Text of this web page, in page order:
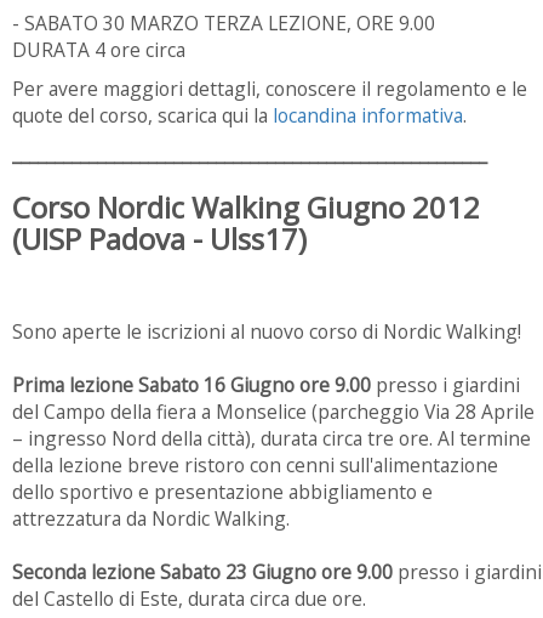
- SABATO 30 MARZO TERZA LEZIONE, ORE 9.00
DURATA 4 ore circa
Per avere maggiori dettagli, conoscere il regolamento e le
quote del corso, scarica qui la locandina informativa.
________________________________________________________
Corso Nordic Walking Giugno 2012
(UISP Padova - Ulss17)
Sono aperte le iscrizioni al nuovo corso di Nordic Walking!
Prima lezione Sabato 16 Giugno ore 9.00 presso i giardini
del Campo della fiera a Monselice (parcheggio Via 28 Aprile
– ingresso Nord della città), durata circa tre ore. Al termine
della lezione breve ristoro con cenni sull'alimentazione
dello sportivo e presentazione abbigliamento e
attrezzatura da Nordic Walking.
Seconda lezione Sabato 23 Giugno ore 9.00 presso i giardini
del Castello di Este, durata circa due ore.